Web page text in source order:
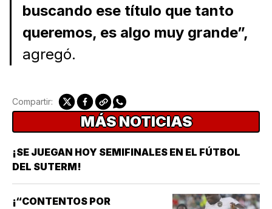
buscando ese título que tanto
queremos, es algo muy grande”,
agregó.
Compartir:
MÁS NOTICIAS
¡SE JUEGAN HOY SEMIFINALES EN EL FÚTBOL
DEL SUTERM!
¡“CONTENTOS POR